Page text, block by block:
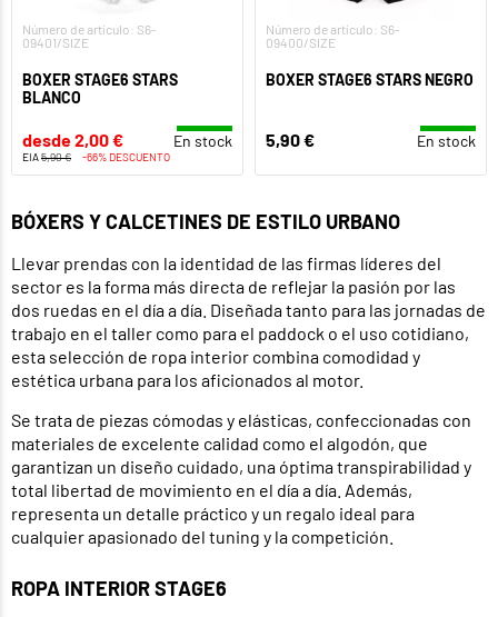
Número de artículo: S6-
09401/SIZE
BOXER STAGE6 STARS
BLANCO
desde 2,00 € En stock
EIA5,90 € -66% DESCUENTO
Número de artículo: S6-
09400/SIZE
BOXER STAGE6 STARS NEGRO
5,90 € En stock
BÓXERS Y CALCETINES DE ESTILO URBANO
Llevar prendas con la identidad de las firmas líderes del
sector es la forma más directa de reflejar la pasión por las
dos ruedas en el día a día. Diseñada tanto para las jornadas de
trabajo en el taller como para el paddock o el uso cotidiano,
esta selección de ropa interior combina comodidad y
estética urbana para los aficionados al motor.
Se trata de piezas cómodas y elásticas, confeccionadas con
materiales de excelente calidad como el algodón, que
garantizan un diseño cuidado, una óptima transpirabilidad y
total libertad de movimiento en el día a día. Además,
representa un detalle práctico y un regalo ideal para
cualquier apasionado del tuning y la competición.
ROPA INTERIOR STAGE6